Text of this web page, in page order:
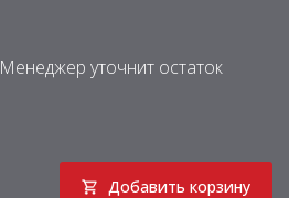
Менеджер уточнит остаток
Добавить корзину